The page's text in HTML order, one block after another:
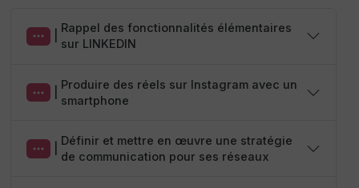
Rappel des fonctionnalités élémentaires
sur LINKEDIN
Produire des réels sur Instagram avec un
smartphone
Définir et mettre en œuvre une stratégie
de communication pour ses réseaux